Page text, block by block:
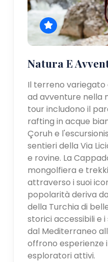
Natura E
Il terreno variegato
ad avventure nella
tour includono il
rafting in acque
Çoruh e
sentieri della Via
e rovine. La
mongolfiera e
attraverso i suoi
popolarità deriva
della Turchia di
storici accessibili e
dal Mediterraneo
offrono esperienze
esploratori attivi.